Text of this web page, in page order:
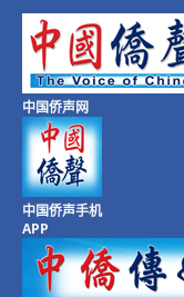
中国侨声网
中国侨声手机
APP